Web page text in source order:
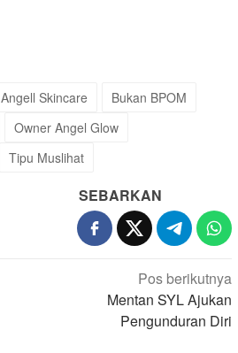
Angell Skincare
Bukan BPOM
Owner Angel Glow
Tipu Muslihat
SEBARKAN
Pos berikutnya
Mentan SYL Ajukan
Pengunduran Diri